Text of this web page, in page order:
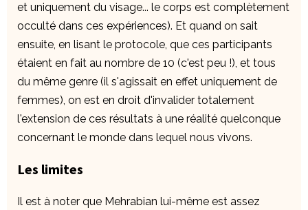
et uniquement du visage... le corps est complètement
occulté dans ces expériences). Et quand on sait
ensuite, en lisant le protocole, que ces participants
étaient en fait au nombre de 10 (c'est peu !), et tous
du même genre (il s'agissait en effet uniquement de
femmes), on est en droit d'invalider totalement
l'extension de ces résultats à une réalité quelconque
concernant le monde dans lequel nous vivons.
Les limites
Il est à noter que Mehrabian lui-même est assez